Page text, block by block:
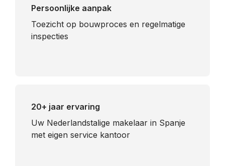
Persoonlijke aanpak
Toezicht op bouwproces en regelmatige
inspecties
20+ jaar ervaring
Uw Nederlandstalige makelaar in Spanje
met eigen service kantoor